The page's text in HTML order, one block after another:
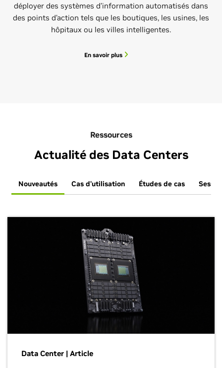
déployer des systèmes d’information automatisés dans
des points d’action tels que les boutiques, les usines, les
hôpitaux ou les villes intelligentes.
En savoir plus
Ressources
Actualité des Data Centers
Nouveautés Cas d'utilisation Études de cas
Data Center | Article